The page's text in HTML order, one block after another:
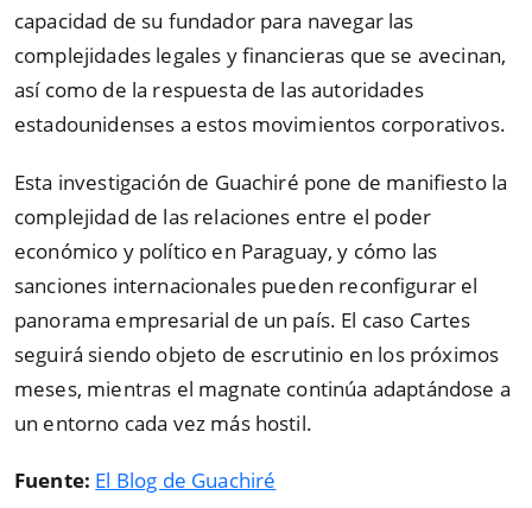
capacidad de su fundador para navegar las
complejidades legales y financieras que se avecinan,
así como de la respuesta de las autoridades
estadounidenses a estos movimientos corporativos.
Esta investigación de Guachiré pone de manifiesto la
complejidad de las relaciones entre el poder
económico y político en Paraguay, y cómo las
sanciones internacionales pueden reconfigurar el
panorama empresarial de un país. El caso Cartes
seguirá siendo objeto de escrutinio en los próximos
meses, mientras el magnate continúa adaptándose a
un entorno cada vez más hostil.
Fuente: El Blog de Guachiré